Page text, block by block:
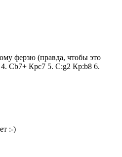
ферзю (правда, чтобы это
4. Сb7+ Крc7 5. С:g2 Кр:b8 6.
:-)